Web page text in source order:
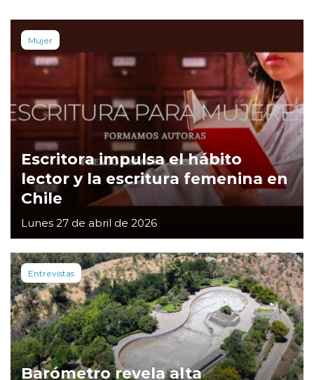
Mujer
Escritora impulsa el hábito
lector y la escritura femenina en
Chile
Lunes 27 de abril de 2026
Entrevistas
Barómetro revela alta